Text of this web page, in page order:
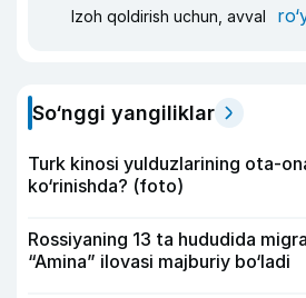
Izoh qoldirish uchun, avval
So‘nggi yangiliklar
Turk kinosi yulduzlarining ota-
ko‘rinishda? (foto)
Rossiyaning 13 ta hududida
“Amina” ilovasi majburiy bo‘ladi